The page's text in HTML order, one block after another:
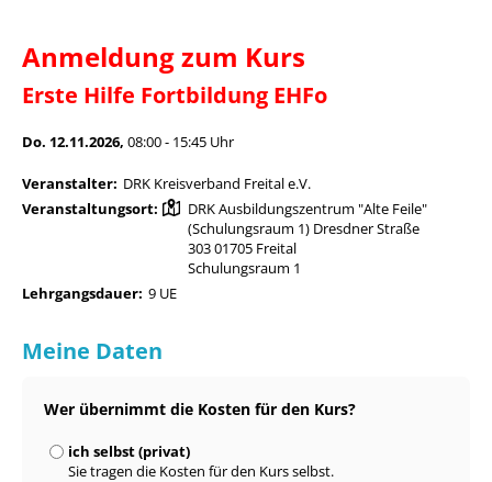
Anmeldung zum Kurs
Erste Hilfe Fortbildung EHFo
Do. 12.11.2026, 08:00 - 15:45 Uhr
Veranstalter: DRK Kreisverband Freital e.V.
Veranstaltungsort:
DRK Ausbildungszentrum "Alte Feile"
(Schulungsraum 1) Dresdner Straße
303 01705 Freital
Schulungsraum 1
Lehrgangsdauer: 9 UE
Meine Daten
Wer übernimmt die Kosten für den Kurs?
ich selbst (privat)
Sie tragen die Kosten für den Kurs selbst.